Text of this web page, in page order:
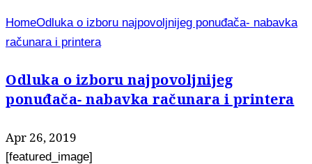
HomeOdluka o izboru najpovoljnijeg ponuđača- nabavka
računara i printera
Odluka o izboru najpovoljnijeg
ponuđača- nabavka računara i printera
Apr 26, 2019
[featured_image]